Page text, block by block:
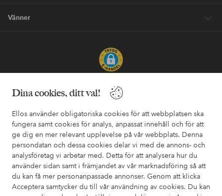
Dina cookies, ditt val!
Ellos använder obligatoriska cookies för att webbplatsen ska
fungera samt cookies för analys, anpassat innehåll och för att
ge dig en mer relevant upplevelse på vår webbplats. Denna
persondatan och dessa cookies delar vi med de annons- och
analysföretag vi arbetar med. Detta för att analysera hur du
använder sidan samt i främjandet av vår marknadsföring så att
du kan få mer personanpassade annonser. Genom att klicka
Acceptera samtycker du till vår användning av cookies. Du kan
Vänner
Säkra betalningar - Betala direkt eller dela upp
Vill du veta mer om
våra betalalternativ
elpy elpy
Sverige - Välj land
Facebook Instagram Pinterest Youtube